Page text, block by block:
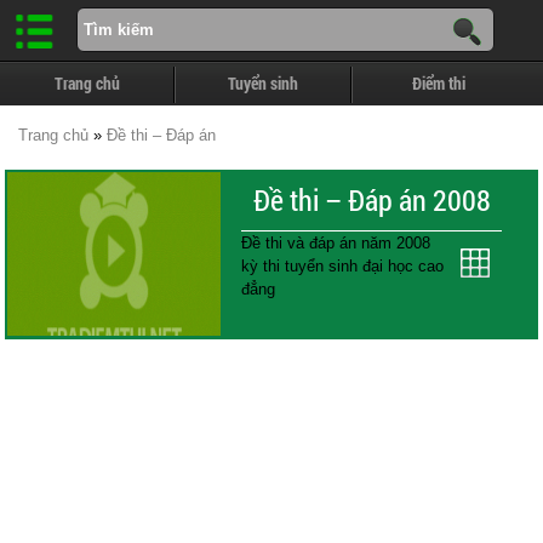
Trang chủ Tuyển sinh Điểm thi
Trang chủ » Đề thi – Đáp án
Đề thi – Đáp án 2008
Đề thi và đáp án năm 2008
kỳ thi tuyển sinh đại học cao
đẳng